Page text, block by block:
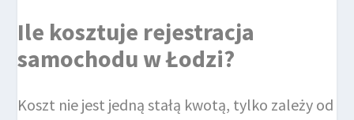
Ile kosztuje rejestracja
samochodu w Łodzi?
Koszt nie jest jedną stałą kwotą, tylko zależy od